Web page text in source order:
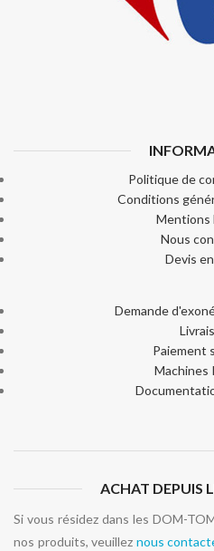
Politique de
Conditions
Mentions
Nous
Devis
Demande
Paiement
Machines
ACHAT DEPUIS
Si vous résidez dans les DOM-
nos produits, veuillez nous